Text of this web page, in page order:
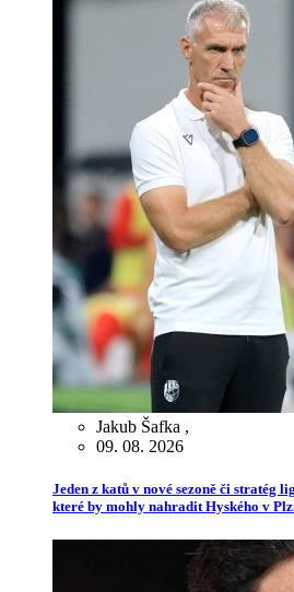
Jakub Šafka ,
09. 08. 2026
Jeden z katů v nové sezoně či stratég
které by mohly nahradit Hyského v